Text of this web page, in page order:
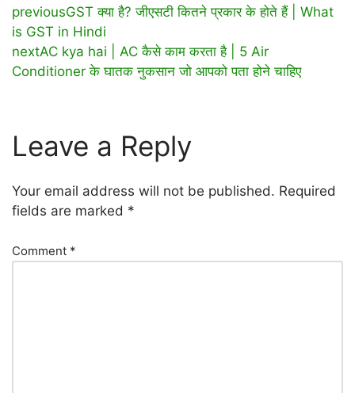
previousGST क्या है? जीएसटी कितने प्रकार के होते हैं | What
is GST in Hindi
nextAC kya hai | AC कैसे काम करता है | 5 Air
Conditioner के घातक नुकसान जो आपको पता होने चाहिए
Leave a Reply
Your email address will not be published. Required
fields are marked *
Comment *